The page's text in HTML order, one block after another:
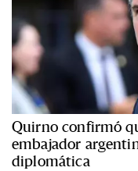
Quirno confirmó
embajador
diplomática